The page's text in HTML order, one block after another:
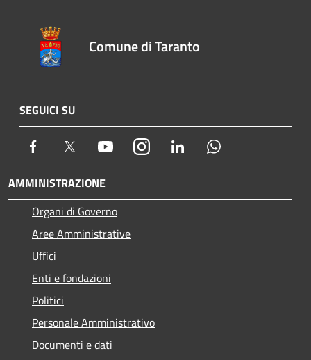
Comune di Taranto
SEGUICI SU
Facebook Twitter YoutubeInstagram LinkedIn
AMMINISTRAZIONE
Organi di Governo
Aree Amministrative
Uffici
Enti e fondazioni
Politici
Personale Amministrativo
Documenti e dati